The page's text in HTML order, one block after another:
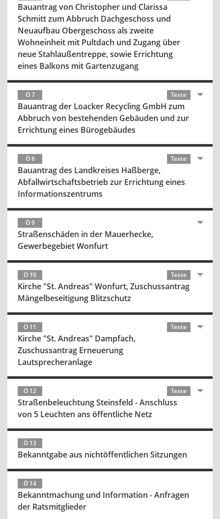
Bauantrag von Christopher und Clarissa
Schmitt zum Abbruch Dachgeschoss und
Neuaufbau Obergeschoss als zweite
Wohneinheit mit Pultdach und Zugang über
neue Stahlaußentreppe, sowie Errichtung
eines Balkons mit Gartenzugang
Ö 7 Texte
Bauantrag der Loacker Recycling GmbH zum
Abbruch von bestehenden Gebäuden und zur
Errichtung eines Bürogebäudes
Ö 8 Texte
Bauantrag des Landkreises Haßberge,
Abfallwirtschaftsbetrieb zur Errichtung eines
Informationszentrums
Ö 9
Straßenschäden in der Mauerhecke,
Gewerbegebiet Wonfurt
Ö 10 Texte
Kirche "St. Andreas" Wonfurt, Zuschussantrag
Mängelbeseitigung Blitzschutz
Ö 11 Texte
Kirche "St. Andreas" Dampfach,
Zuschussantrag Erneuerung
Lautsprecheranlage
Ö 12 Texte
Straßenbeleuchtung Steinsfeld - Anschluss
von 5 Leuchten ans öffentliche Netz
Ö 13
Bekanntgabe aus nichtöffentlichen Sitzungen
Ö 14
Bekanntmachung und Information - Anfragen
der Ratsmitglieder